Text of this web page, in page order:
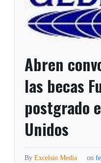
Abren
las becas
postgrado
Unidos
ByExcelsio Media on